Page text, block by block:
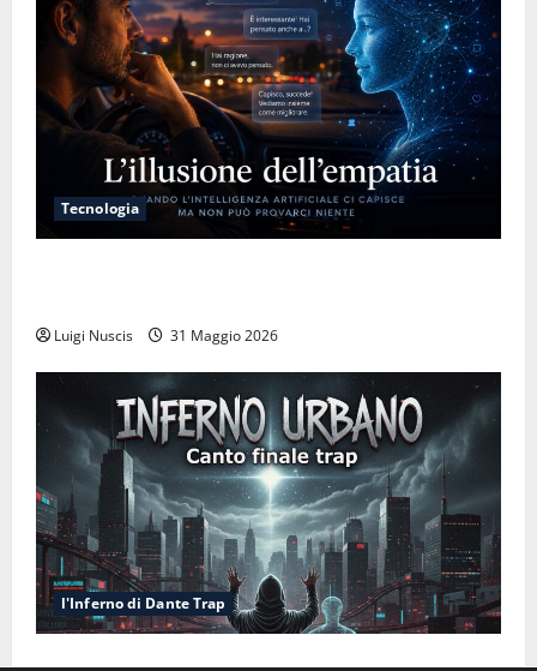
Tecnologia
Luigi Nuscis 31 Maggio 2026
l'Inferno di Dante Trap